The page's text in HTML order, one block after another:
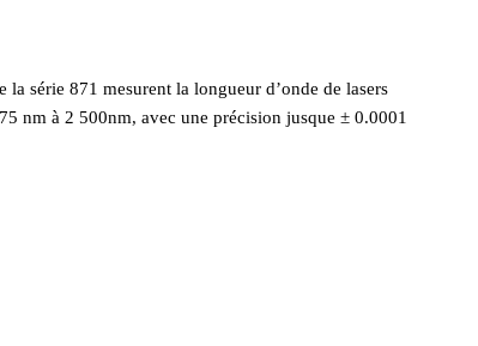
série 871 mesurent la longueur d’onde de lasers
nm à 2 500nm, avec une précision jusque ± 0.0001